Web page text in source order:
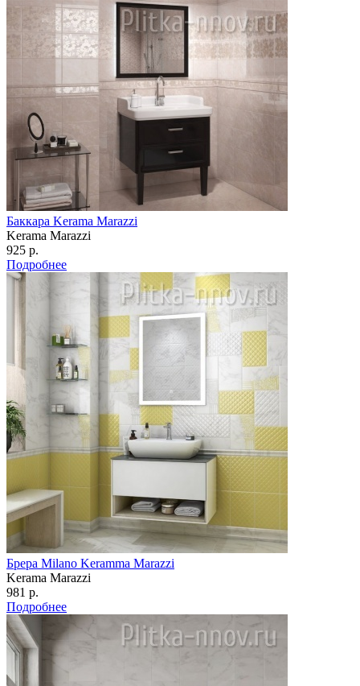
Баккара Kerama Marazzi
Kerama Marazzi
925 р.
Подробнее
Брера Milano Keramma Marazzi
Kerama Marazzi
981 р.
Подробнее